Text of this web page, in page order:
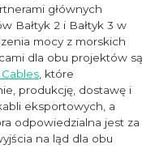
głównych
Bałtyk 2 i Bałtyk 3 w
mocy z morskich
dla obu projektów są
, które
produkcję, dostawę i
eksportowych, a
odpowiedzialna jest za
na ląd dla obu